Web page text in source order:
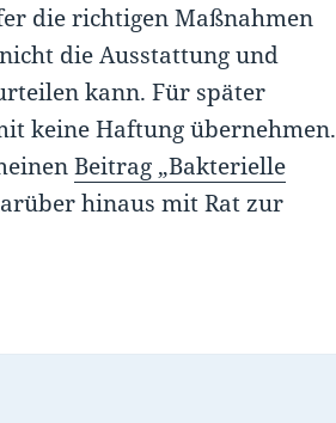
die richtigen Maßnahmen
die Ausstattung und
kann. Für später
keine Haftung übernehmen.
Beitrag „Bakterielle
hinaus mit Rat zur